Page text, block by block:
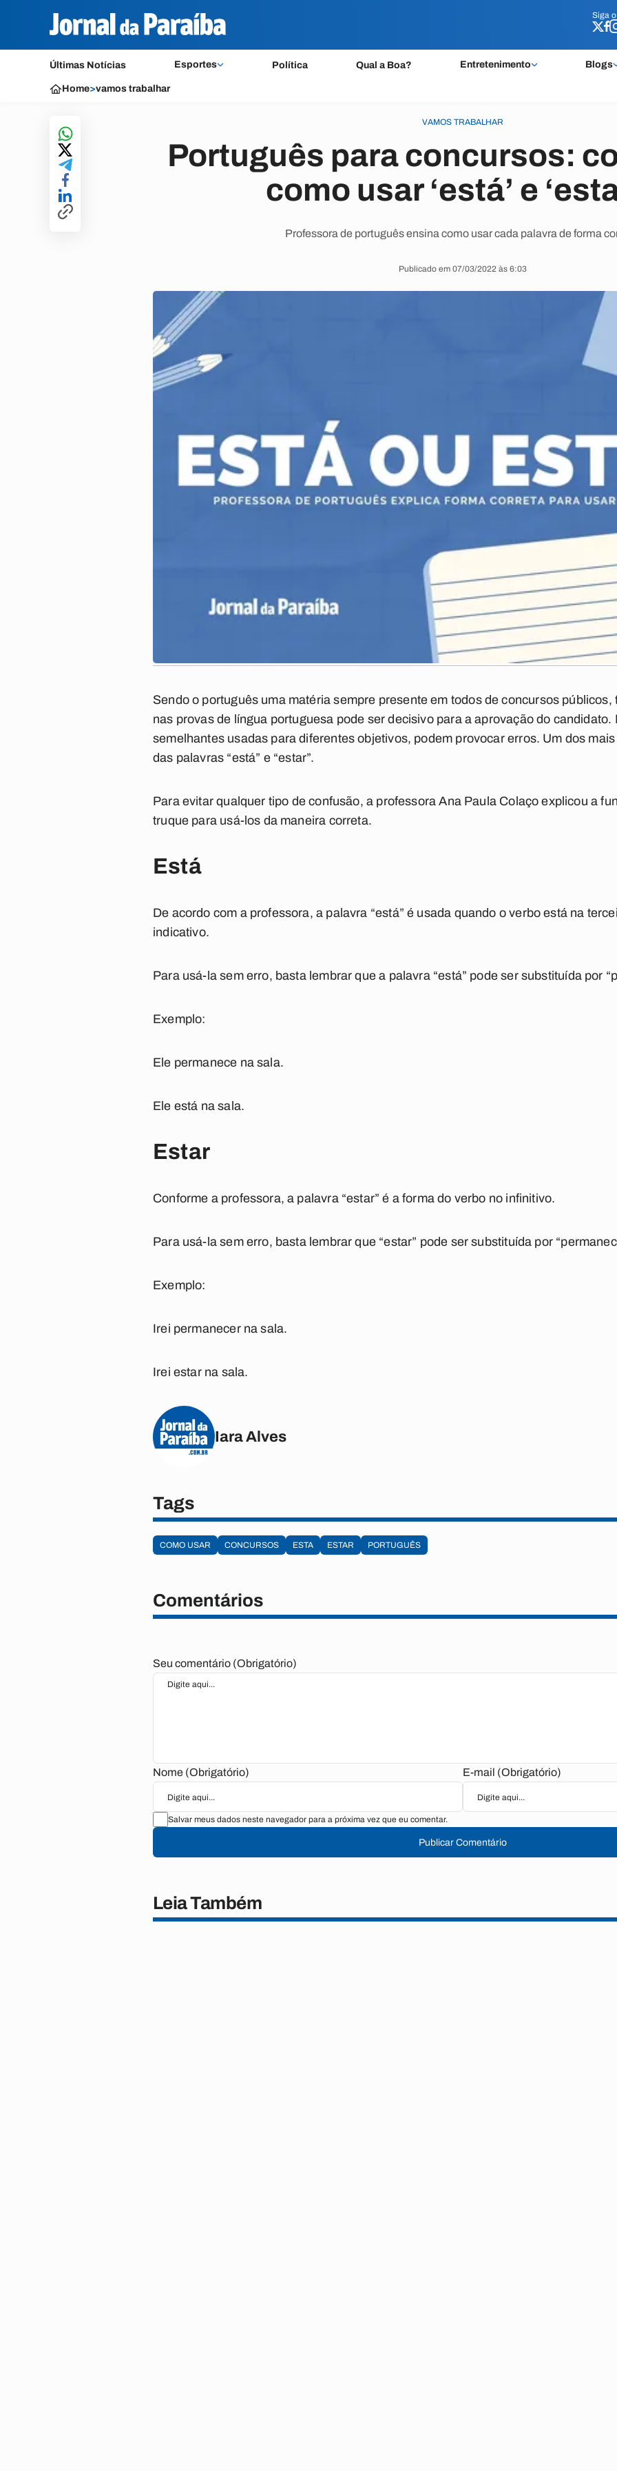
Siga o
Últimas Notícias Esportes Política Qual a Boa? Entretenimento Blogs
Siga o
Home>vamos trabalhar
VAMOS TRABALHAR
Português para concursos:
como usar ‘está’ e
Professora de português ensina como usar cada palavra de forma
Publicado em 07/03/2022 às 6:03
Sendo o português uma matéria sempre presente em todos de concursos
nas provas de língua portuguesa pode ser decisivo para a aprovação do
semelhantes usadas para diferentes objetivos, podem provocar erros. Um dos
das palavras “está” e “estar”.
Para evitar qualquer tipo de confusão, a professora Ana Paula Colaço explicou a
truque para usá-los da maneira correta.
Está
De acordo com a professora, a palavra “está” é usada quando o verbo está na
indicativo.
Para usá-la sem erro, basta lembrar que a palavra “está” pode ser substituída por
Exemplo:
Ele permanece na sala.
Ele está na sala.
Estar
Conforme a professora, a palavra “estar”é a forma do verbo no infinitivo.
Para usá-la sem erro, basta lembrar que “estar” pode ser substituída por
Exemplo:
Irei permanecerna sala.
Irei estarna sala.
Iara Alves
Tags
COMO USAR CONCURSOS ESTA ESTAR PORTUGUÊS
Comentários
Seu comentário (Obrigatório)
Nome (Obrigatório) E-mail (Obrigatório)
Salvar meus dados neste navegador para a próxima vez que eu comentar.
Publicar Comentário
Leia Também